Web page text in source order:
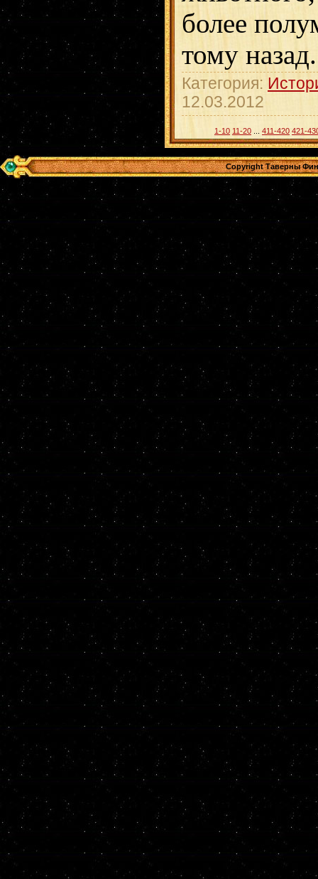
более
тому назад.
Категория:
12.03.2012
1-10 11-20 411-420 421-
Copyright Таверны